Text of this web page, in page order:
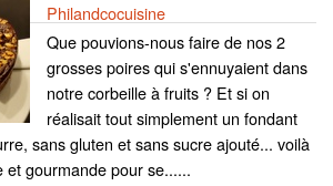
Philandcocuisine
Que pouvions-nous faire de nos 2
grosses poires qui s'ennuyaient dans
notre corbeille à fruits ? Et si on
réalisait tout simplement un fondant
sans gluten et sans sucre ajouté... voilà
et gourmande pour se......